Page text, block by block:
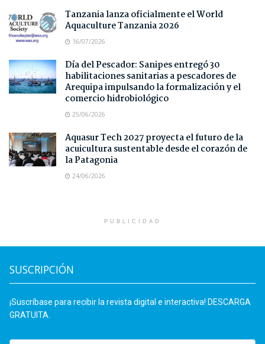
Tanzania lanza oficialmente el World
Aquaculture Tanzania 2026
16/07/2026
Día del Pescador: Sanipes entregó 30
habilitaciones sanitarias a pescadores de
Arequipa impulsando la formalización y el
comercio hidrobiológico
25/06/2026
Aquasur Tech 2027 proyecta el futuro de la
acuicultura sustentable desde el corazón de
la Patagonia
24/06/2026
PUBLICIDAD
SUSCRIPCIÓN
¡Suscríbase para recibir la revista digital e interactiva! DESCARGA
GRATUITA.